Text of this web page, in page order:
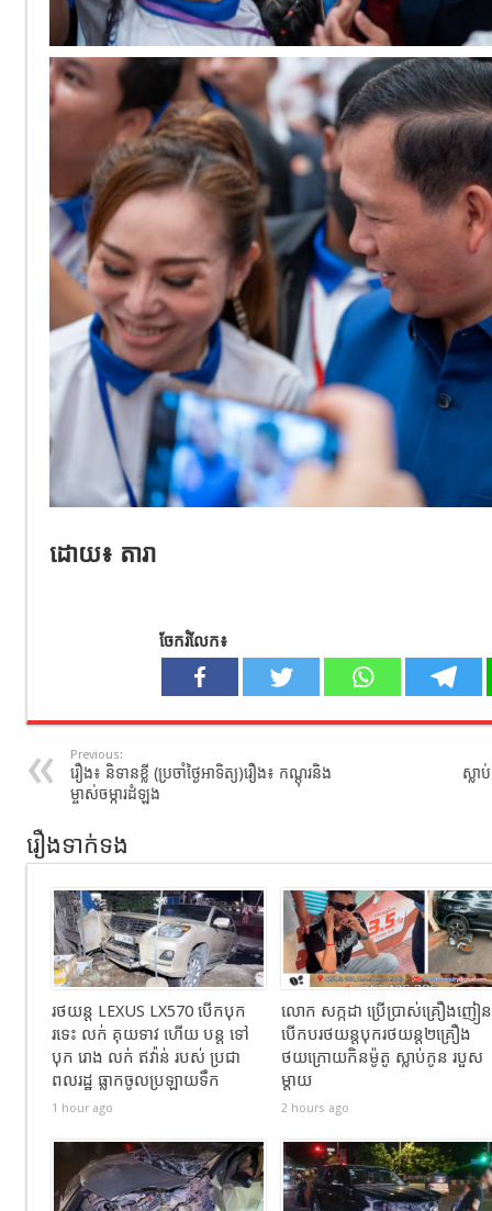
ដោយ​៖ តារា​
ចែករំលែក៖
Previous:
រឿង៖ និទានខ្លី (ប្រចាំថ្ងៃអាទិត្យ)រឿង៖ កណ្ដុរនិង
ម្ចាស់ចម្ការដំឡូង
ស្លា
រឿងទាក់ទង
រថយន្ដ LEXUS LX570 បេីកបុក
រទេះ លក់ គុយទាវ ហេីយ បន្ត ទៅ
បុក រោង លក់ ឥវ៉ាន់ របស់ ប្រជា
ពលរដ្ឋ ធ្លាកចូលប្រឡាយទឹក
1 hour ago
លោក សក្កដា ប្រើប្រាស់គ្រឿងញៀន
បើកបរថយន្តបុករថយន្ត២គ្រឿង
ថយក្រោយកិនម៉ូតូ ស្លាប់កូន របួស
ម្ដាយ
2 hours ago